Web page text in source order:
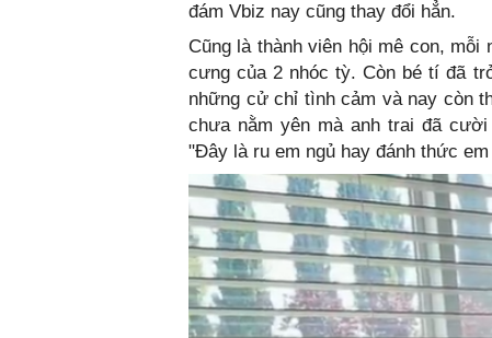
đám Vbiz nay cũng thay đổi hẳn.
Cũng là thành viên hội mê con, mỗi
cưng của 2 nhóc tỳ. Còn bé tí đã
những cử chỉ tình cảm và nay còn
chưa nằm yên mà anh trai đã
"Đây là ru em ngủ hay đánh thức em